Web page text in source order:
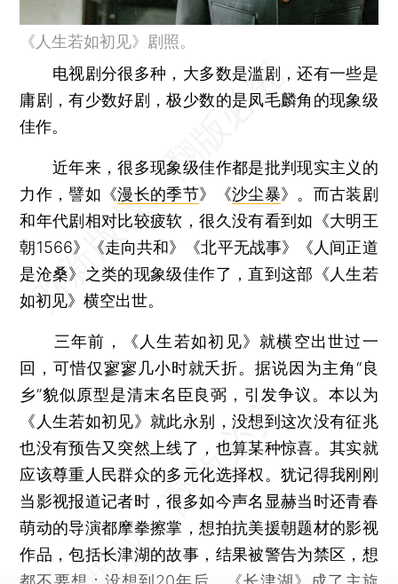
《人生若如初见》剧照。
电视剧分很多种，大多数是滥剧，还有一些是
庸剧，有少数好剧，极少数的是凤毛麟角的现象级
佳作。
近年来，很多现象级佳作都是批判现实主义的
力作，譬如《漫长的季节》《沙尘暴》。而古装剧
和年代剧相对比较疲软，很久没有看到如《大明王
朝1566》《走向共和》《北平无战事》《人间正道
是沧桑》之类的现象级佳作了，直到这部《人生若
如初见》横空出世。
三年前，《人生若如初见》就横空出世过一
回，可惜仅寥寥几小时就夭折。据说因为主角“良
乡”貌似原型是清末名臣良弼，引发争议。本以为
《人生若如初见》就此永别，没想到这次没有征兆
也没有预告又突然上线了，也算某种惊喜。其实就
应该尊重人民群众的多元化选择权。犹记得我刚刚
当影视报道记者时，很多如今声名显赫当时还青春
萌动的导演都摩拳擦掌，想拍抗美援朝题材的影视
作品，包括长津湖的故事，结果被警告为禁区，想